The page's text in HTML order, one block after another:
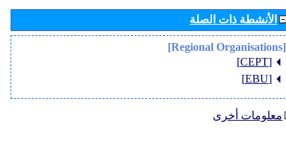
الأنشطة ذات الصلة
[Regional Organisations]
[CEPT]
[EBU]
معلومات أخرى